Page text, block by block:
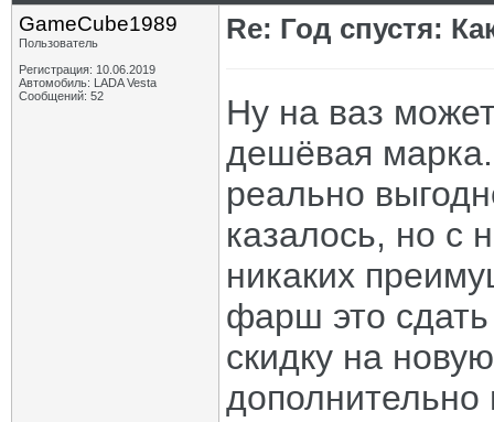
GameCube1989
Пользователь
Регистрация: 10.06.2019
Автомобиль: LADA Vesta
Сообщений: 52
Re: Год спустя:
Ну на ваз
дешёвая марка.
реально
казалось, но с
никаких
фарш это
скидку на
дополнительно